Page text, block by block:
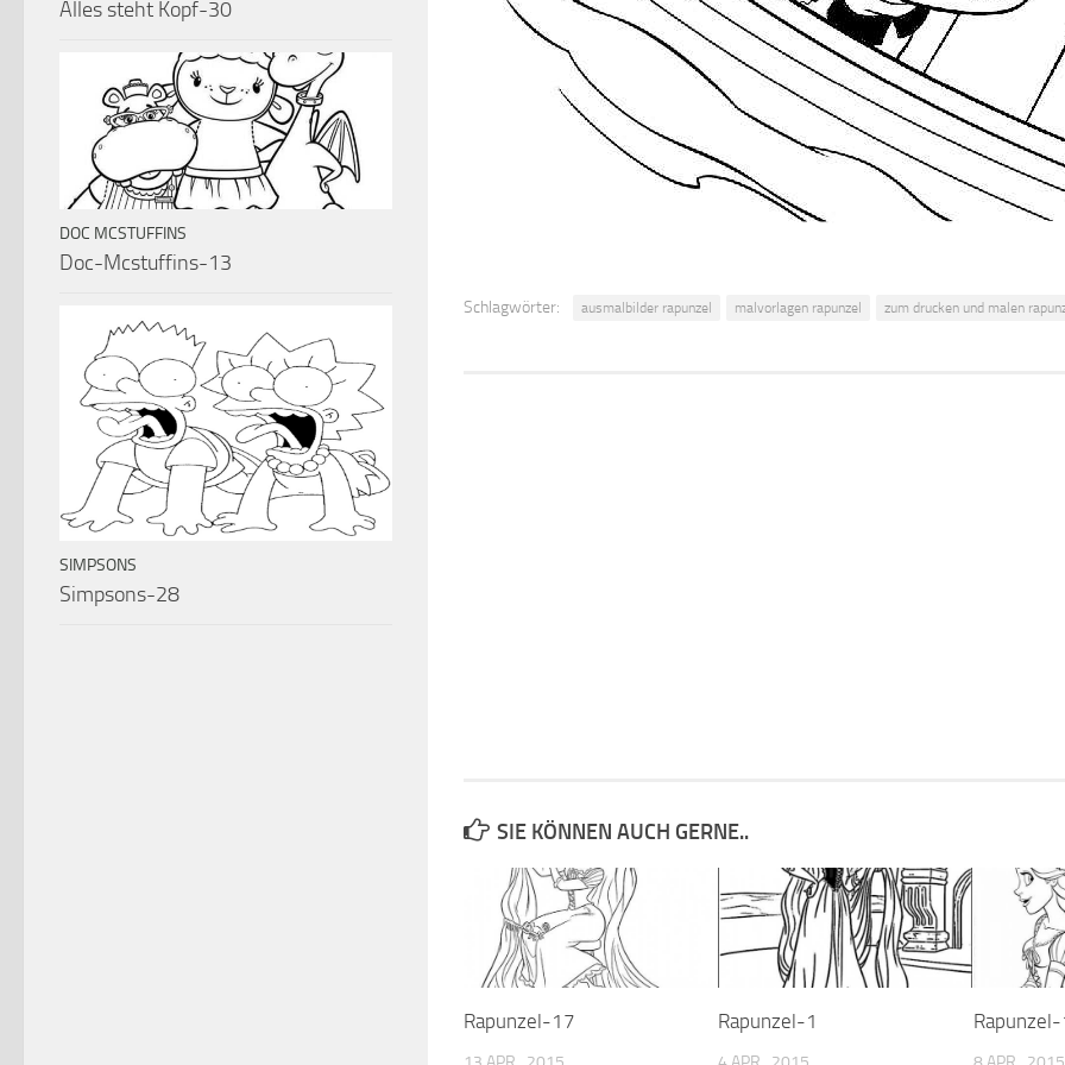
Schlagwörter: ausmalbilder rapunzel malvorlagen rapunzel zum drucken und malen
SIE KÖNNEN AUCH GERNE..
Rapunzel-17 Rapunzel-1
Alles steht Kopf-30
DOC MCSTUFFINS
Doc-Mcstuffins-13
SIMPSONS
Simpsons-28